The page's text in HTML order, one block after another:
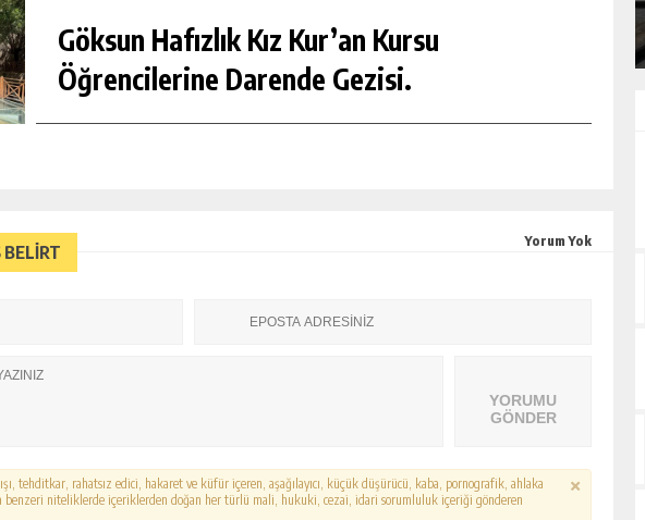
Göksun Hafızlık Kız Kur’an Kursu
Öğrencilerine Darende Gezisi.
BELİRT
Yorum Yok
YORUMU
GÖNDER
tehditkar, rahatsız edici, hakaret ve küfür içeren, aşağılayıcı, küçük düşürücü, kaba, pornografik, ahlaka
benzeri niteliklerde içeriklerden doğan her türlü mali, hukuki, cezai, idari sorumluluk içeriği gönderen